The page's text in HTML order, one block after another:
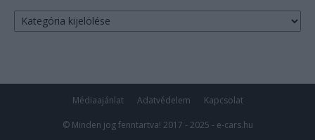
Keresés
autómárka
Médiaajánlat Adatvédelem Kapcsolat
© Minden jog fenntartva! 2017 - 2025 - e-cars.hu